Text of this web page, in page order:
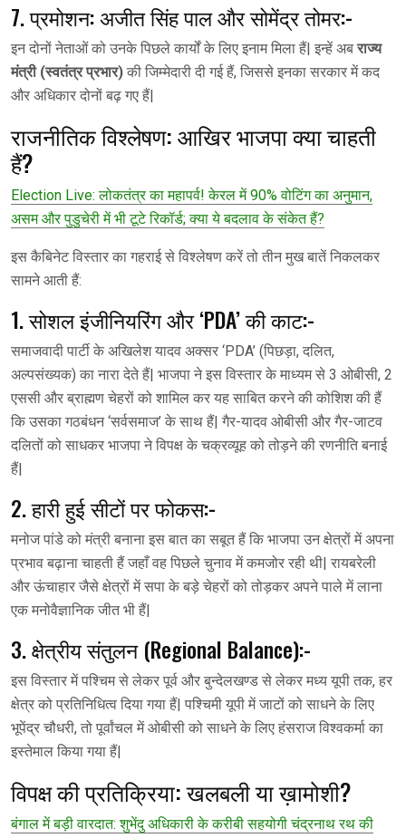
7. प्रमोशन: अजीत सिंह पाल और सोमेंद्र तोमर:-
इन दोनों नेताओं को उनके पिछले कार्यों के लिए इनाम मिला हैं| इन्हें अबराज्य
मंत्री (स्वतंत्र प्रभार) की जिम्मेदारी दी गई हैं, जिससे इनका सरकार में कद
और अधिकार दोनों बढ़ गए हैं|
राजनीतिक विश्लेषण: आखिर भाजपा क्या चाहती
हैं?
Election Live: लोकतंत्र का महापर्व! केरल में 90% वोटिंग का अनुमान,
असम और पुडुचेरी में भी टूटे रिकॉर्ड; क्या ये बदलाव के संकेत हैं?
इस कैबिनेट विस्तार का गहराई से विश्लेषण करें तो तीन मुख बातें निकलकर
सामने आती हैं:
1. सोशल इंजीनियरिंग और ‘PDA’ की काट:-
समाजवादी पार्टी के अखिलेश यादव अक्सर ‘PDA’ (पिछड़ा, दलित,
अल्पसंख्यक) का नारा देते हैं| भाजपा ने इस विस्तार के माध्यम से 3 ओबीसी, 2
एससी और ब्राह्मण चेहरों को शामिल कर यह साबित करने की कोशिश की हैं
कि उसका गठबंधन ‘सर्वसमाज’ के साथ हैं| गैर-यादव ओबीसी और गैर-जाटव
दलितों को साधकर भाजपा ने विपक्ष के चक्रव्यूह को तोड़ने की रणनीति बनाई
हैं|
2. हारी हुई सीटों पर फोकस:-
मनोज पांडे को मंत्री बनाना इस बात का सबूत हैं कि भाजपा उन क्षेत्रों में अपना
प्रभाव बढ़ाना चाहती हैं जहाँ वह पिछले चुनाव में कमजोर रही थी| रायबरेली
और ऊंचाहार जैसे क्षेत्रों में सपा के बड़े चेहरों को तोड़कर अपने पाले में लाना
एक मनोवैज्ञानिक जीत भी हैं|
3. क्षेत्रीय संतुलन (Regional Balance):-
इस विस्तार में पश्चिम से लेकर पूर्व और बुन्देलखण्ड से लेकर मध्य यूपी तक, हर
क्षेत्र को प्रतिनिधित्व दिया गया हैं| पश्चिमी यूपी में जाटों को साधने के लिए
भूपेंद्र चौधरी, तो पूर्वांचल में ओबीसी को साधने के लिए हंसराज विश्वकर्मा का
इस्तेमाल किया गया हैं|
विपक्ष की प्रतिक्रिया: खलबली या ख़ामोशी?
बंगाल में बड़ी वारदात: शुभेंदु अधिकारी के करीबी सहयोगी चंद्रनाथ रथ की